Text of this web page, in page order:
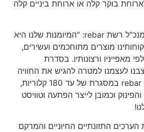
בוקר קלה או ארוחת ביניים קלה
איתמר חפץ, בעלים ומנכ"ל רשת rebar: "המיומנות שלנו היא
מוצרים מתוחכמים ועשירים,
ורצונותיו. בסדרת
לעצמנו למטרה להגיש את החוויה
המוכרת והאהובה של rebar במסגרת של עד 180 קלוריות,
וכמובן לייצר הפתעה וטוויסט
התזונתיים החיוניים והמרקם